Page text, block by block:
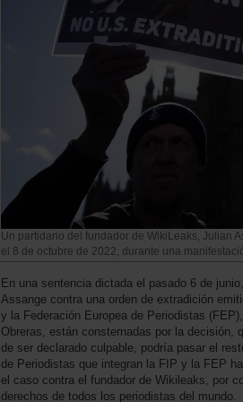
Un partidario del fundador de WikiLeaks, Julian
el 8 de octubre de 2022, durante una
En una sentencia dictada el pasado 6 de
Assange contra una orden de extradición
y la Federación Europea de Periodistas
Obreras, están consternadas por la decisión,
de ser declarado culpable, podría pasar el
de Periodistas que integran la FIP y la FEP
el caso contra el fundador de Wikileaks, por
derechos de todos los periodistas del mundo.